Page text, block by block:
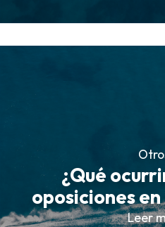
¿Qué
oposiciones en
Leer